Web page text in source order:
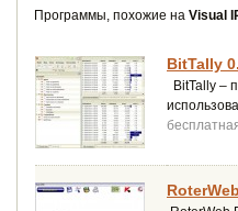
Программы, похожие на Visual
BitTally
BitTally –